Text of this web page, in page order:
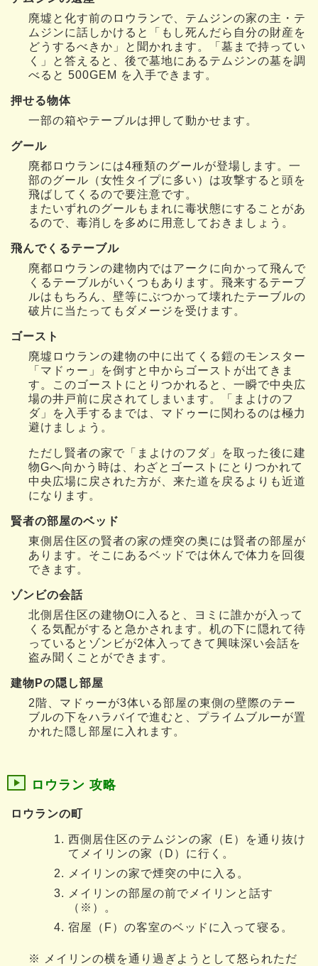
廃墟と化す前のロウランで、テムジンの家の主・テ
ムジンに話しかけると「もし死んだら自分の財産を
どうするべきか」と聞かれます。「墓まで持ってい
く」と答えると、後で墓地にあるテムジンの墓を調
べると 500GEM を入手できます。
押せる物体
一部の箱やテーブルは押して動かせます。
グール
廃都ロウランには4種類のグールが登場します。一
部のグール（女性タイプに多い）は攻撃すると頭を
飛ばしてくるので要注意です。
またいずれのグールもまれに毒状態にすることがあ
るので、毒消しを多めに用意しておきましょう。
飛んでくるテーブル
廃都ロウランの建物内ではアークに向かって飛んで
くるテーブルがいくつもあります。飛来するテーブ
ルはもちろん、壁等にぶつかって壊れたテーブルの
破片に当たってもダメージを受けます。
ゴースト
廃墟ロウランの建物の中に出てくる鎧のモンスター
「マドゥー」を倒すと中からゴーストが出てきま
す。このゴーストにとりつかれると、一瞬で中央広
場の井戸前に戻されてしまいます。「まよけのフ
ダ」を入手するまでは、マドゥーに関わるのは極力
避けましょう。
ただし賢者の家で「まよけのフダ」を取った後に建
物Gへ向かう時は、わざとゴーストにとりつかれて
中央広場に戻された方が、来た道を戻るよりも近道
になります。
賢者の部屋のベッド
東側居住区の賢者の家の煙突の奥には賢者の部屋が
あります。そこにあるベッドでは休んで体力を回復
できます。
ゾンビの会話
北側居住区の建物Oに入ると、ヨミに誰かが入って
くる気配がすると急かされます。机の下に隠れて待
っているとゾンビが2体入ってきて興味深い会話を
盗み聞くことができます。
建物Pの隠し部屋
2階、マドゥーが3体いる部屋の東側の壁際のテー
ブルの下をハラバイで進むと、プライムブルーが置
かれた隠し部屋に入れます。
ロウラン 攻略
ロウランの町
西側居住区のテムジンの家（E）を通り抜け
てメイリンの家（D）に行く。
メイリンの家で煙突の中に入る。
メイリンの部屋の前でメイリンと話す
（※）。
宿屋（F）の客室のベッドに入って寝る。
※ メイリンの横を通り過ぎようとして怒られただ